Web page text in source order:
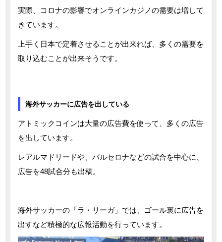
実際、コロナの影響でオンラインカジノの需要は増して
きています。
上手く日本で定着させることが出来れば、多くの需要を
取り込むことが出来そうです。
海外サッカーに広告を出している
アトミックコインは大量の広告費を使って、多くの広告
を出しています。
レアルマドリードや、バルセロナなどの試合を中心に、
広告を48試合分も出稿。
海外サッカーの「ラ・リーガ」では、ゴール裏に広告を
出すなど積極的な広報活動を行っています。